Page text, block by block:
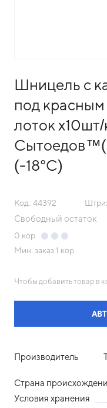
Шницель с
под
лоток
(-18°С)
Код: 44392
Свободный остаток
0 кор
Мин. заказ 1 кор
Чтобы добавить товар в
Производитель
Страна
Условия хранения